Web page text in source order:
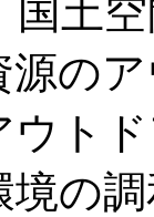
国土
源の
ウト
境の